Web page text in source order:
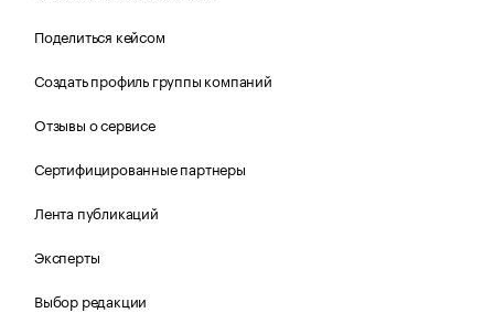
Поделиться кейсом
Создать профиль группы компаний
Отзывы о сервисе
Сертифицированные партнеры
Лента публикаций
Эксперты
Выбор редакции